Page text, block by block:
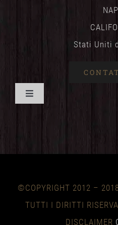
Stati Uniti
Attiva/disattiva
©COPYRIGHT 2012 –
TUTTI I DIRITTI
DISCLAIMER